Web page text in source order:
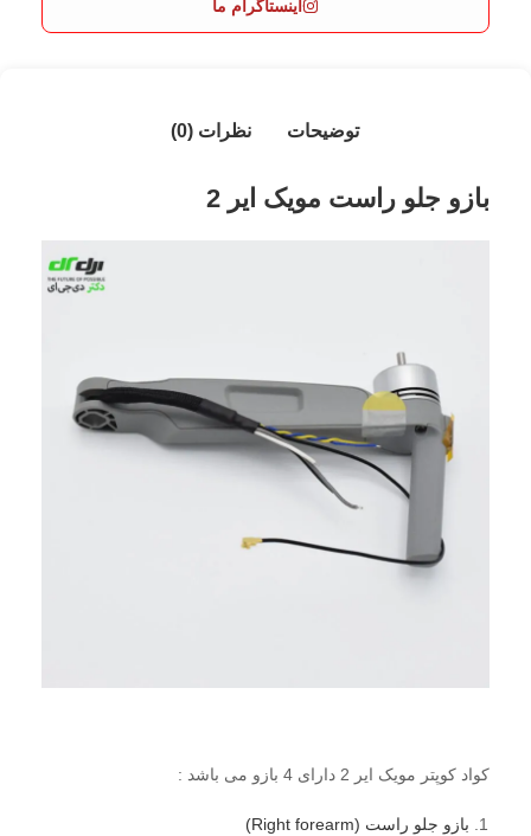
اینستاگرام ما
توضیحات نظرات (0)
بازو جلو راست مویک ایر 2
کواد کوپتر مویک ایر 2 دارای 4 بازو می باشد :
بازو جلو راست (Right forearm)